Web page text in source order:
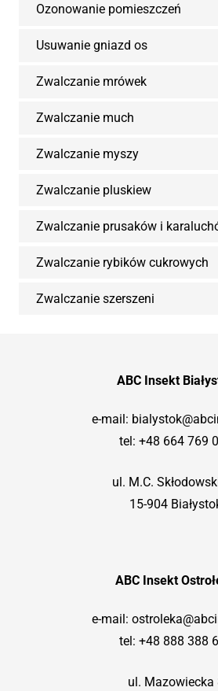
Ozonowanie pomieszczeń
Usuwanie gniazd os
Zwalczanie mrówek
Zwalczanie much
Zwalczanie myszy
Zwalczanie pluskiew
Zwalczanie prusaków i
Zwalczanie rybików cukrowych
Zwalczanie szerszeni
ABC Insekt
e-mail:
tel: +48 664 769
ul. M.C.
15-904
ABC Insekt
e-mail:
tel: +48 888 388
ul. Mazowiecka